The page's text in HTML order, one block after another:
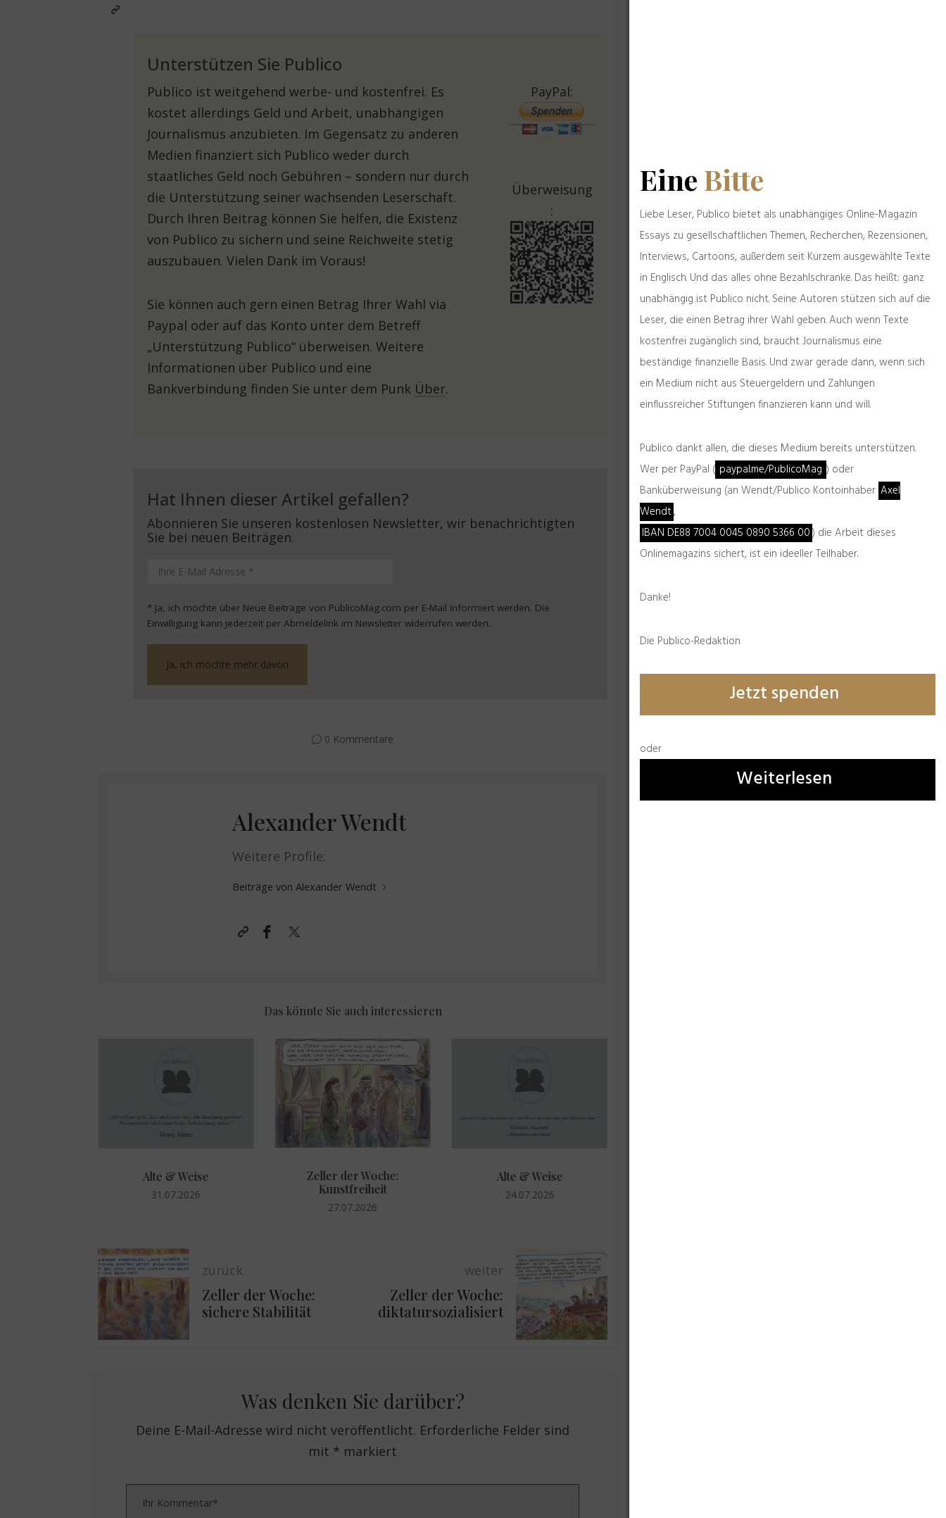
Unterstützen Sie Publico
Publico ist weitgehend werbe- und kostenfrei. Es
kostet allerdings Geld und Arbeit, unabhängigen
Journalismus anzubieten. Im Gegensatz zu anderen
Medien finanziert sich Publico weder durch
staatliches Geld noch Gebühren – sondern nur durch
die Unterstützung seiner wachsenden Leserschaft.
Durch Ihren Beitrag können Sie helfen, die Existenz
von Publico zu sichern und seine Reichweite stetig
auszubauen. Vielen Dank im Voraus!
Sie können auch gern einen Betrag Ihrer Wahl via
Paypal oder auf das Konto unter dem Betreff
„Unterstützung Publico“ überweisen. Weitere
Informationen über Publico und eine
Bankverbindung finden Sie unter dem Punk Über.
PayPal:
Überweisung
:
Hat Ihnen dieser Artikel gefallen?
Abonnieren Sie unseren kostenlosen Newsletter, wir benachrichtigten
Sie bei neuen Beiträgen.
* Ja, ich möchte über Neue Beiträge von PublicoMag.com per E-Mail informiert werden. Die
Einwilligung kann jederzeit per Abmeldelink im Newsletter widerrufen werden.
0 Kommentare
Alexander Wendt
Weitere Profile:
Beiträge von Alexander Wendt
Das könnte Sie auch interessieren
Alte & Weise
31.07.2026
Zeller der Woche:
Kunstfreiheit
27.07.2026
Alte & Weise
24.07.2026
zurück
Zeller der Woche:
sichere Stabilität
weiter
Zeller der Woche:
diktatursozialisiert
Was denken Sie darüber?
Deine E-Mail-Adresse wird nicht veröffentlicht. Erforderliche Felder sind
mit * markiert
Das Land von Karl
Honecker und
Abdul
Polizeibekannt
Verachtung nach unten
Bestellbarhierundhier
Eine Bitte
Liebe Leser, Publico bietet als unabhängiges Online-Magazin
Essays zu gesellschaftlichen Themen, Recherchen, Rezensionen,
Interviews, Cartoons, außerdem seit Kurzem ausgewählte Texte
in Englisch. Und das alles ohne Bezahlschranke. Das heißt: ganz
unabhängig ist Publico nicht. Seine Autoren stützen sich auf die
Leser, die einen Betrag ihrer Wahl geben. Auch wenn Texte
kostenfrei zugänglich sind, braucht Journalismus eine
beständige finanzielle Basis. Und zwar gerade dann, wenn sich
ein Medium nicht aus Steuergeldern und Zahlungen
einflussreicher Stiftungen finanzieren kann und will.
Publico dankt allen, die dieses Medium bereits unterstützen.
Wer per PayPal ( paypal.me/PublicoMag ) oder
Banküberweisung (an Wendt/Publico Kontoinhaber Axel
Wendt,
IBAN DE88 7004 0045 0890 5366 00) die Arbeit dieses
Onlinemagazins sichert, ist ein ideeller Teilhaber.
Danke!
Die Publico-Redaktion
Jetzt spenden
oder
Weiterlesen